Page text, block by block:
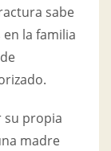
sabe
la familia
su propia
madre